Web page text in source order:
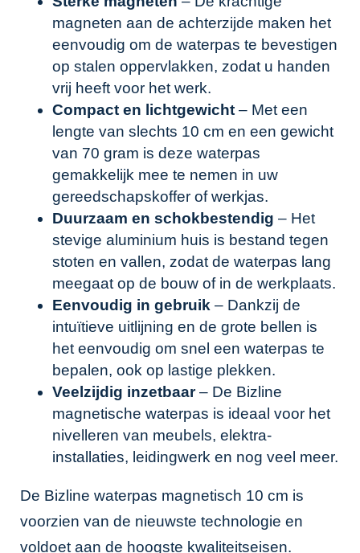
magneten aan de achterzijde maken het
eenvoudig om de waterpas te bevestigen
op stalen oppervlakken, zodat u handen
vrij heeft voor het werk.
Compact en lichtgewicht – Met een
lengte van slechts 10 cm en een gewicht
van 70 gram is deze waterpas
gemakkelijk mee te nemen in uw
gereedschapskoffer of werkjas.
Duurzaam en schokbestendig – Het
stevige aluminium huis is bestand tegen
stoten en vallen, zodat de waterpas lang
meegaat op de bouw of in de werkplaats.
Eenvoudig in gebruik – Dankzij de
intuïtieve uitlijning en de grote bellen is
het eenvoudig om snel een waterpas te
bepalen, ook op lastige plekken.
Veelzijdig inzetbaar– De Bizline
magnetische waterpas is ideaal voor het
nivelleren van meubels, elektra-
installaties, leidingwerk en nog veel meer.
De Bizline waterpas magnetisch 10 cm is
voorzien van de nieuwste technologie en
voldoet aan de hoogste kwaliteitseisen.